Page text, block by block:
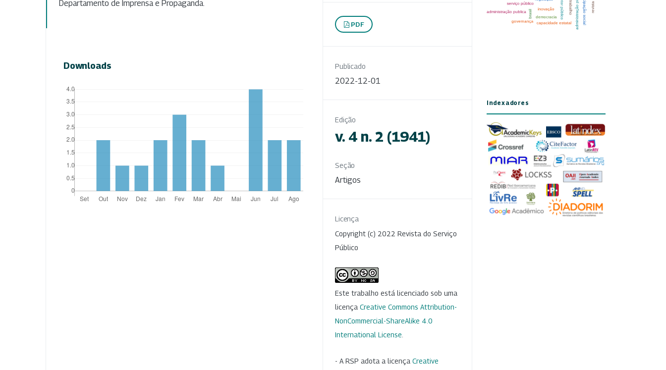
Departamento de Imprensa e Propaganda.
Downloads
PDF
Publicado
2022-12-01
Edição
v. 4 n. 2 (1941)
Seção
Artigos
Licença
Copyright (c) 2022 Revista do Serviço
Público
Este trabalho está licenciado sob uma
licença Creative Commons Attribution-
NonCommercial-ShareAlike 4.0
International License
- A RSP adota a licença Creative
Indexadores